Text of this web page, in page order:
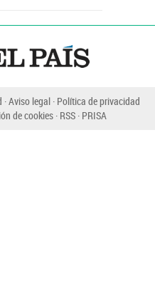
Aviso legal Política de privacidad
de cookies RSS PRISA